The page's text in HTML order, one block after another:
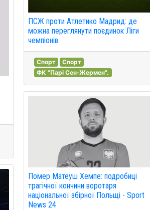
ПСЖ проти Атлетико Мадрид: де
можна переглянути поєдинок Ліги
чемпіонів
Спорт
Спорт
ФК "Парі Сен-Жермен".
Помер Матеуш Хемпе: подробиці
трагічної кончини воротаря
національної збірної Польщі - Sport
News 24